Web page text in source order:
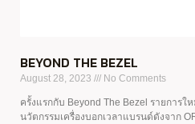
BEYOND THE BEZEL
August 28, 2023 No Comments
ครั้งแรกกับ Beyond The Bezel รายการ
นวัตกรรมเครื่องบอกเวลาแบรนด์ดังจาก